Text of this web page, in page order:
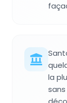
la